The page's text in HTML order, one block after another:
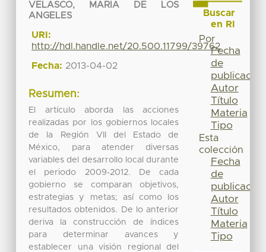
VELASCO, MARIA DE LOS
ANGELES
URI:
http://hdl.handle.net/20.500.11799/39762
Fecha: 2013-04-02
Resumen:
El artículo aborda las acciones
realizadas por los gobiernos locales
de la Región VII del Estado de
México, para atender diversas
variables del desarrollo local durante
el periodo 2009-2012. De cada
gobierno se comparan objetivos,
estrategias y metas; así como los
resultados obtenidos. De lo anterior
deriva la construcción de índices
para determinar avances y
establecer una visión regional del
Buscar
en RI
Por
Fecha
de
publicación
Autor
Título
Materia
Tipo
Esta
colección
Fecha
de
publicación
Autor
Título
Materia
Tipo